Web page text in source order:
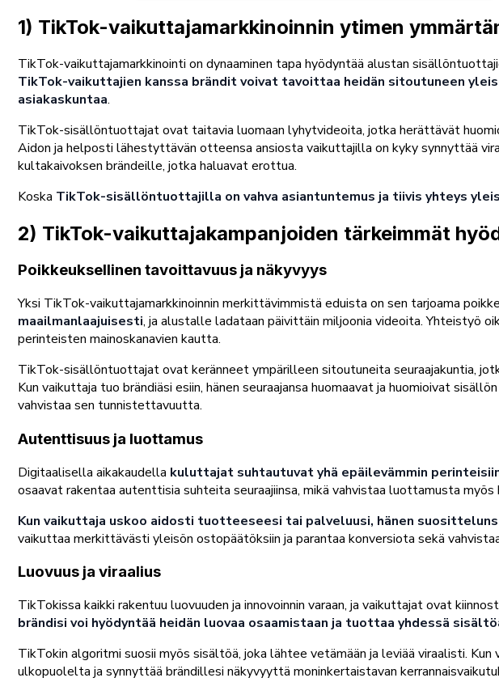
1) TikTok-vaikuttajamarkkinoinnin ytimen
TikTok-vaikuttajamarkkinointi on dynaaminen tapa hyödyntää alustan
TikTok-vaikuttajien kanssa brändit voivat tavoittaa heidän sitoutuneen
asiakaskuntaa.
TikTok-sisällöntuottajat ovat taitavia luomaan lyhytvideoita, jotka herättävät
Aidon ja helposti lähestyttävän otteensa ansiosta vaikuttajilla on kyky synnyttää
kultakaivoksen brändeille, jotka haluavat erottua.
Koska TikTok-sisällöntuottajilla on vahva asiantuntemus ja tiivis yhteys
2) TikTok-vaikuttajakampanjoiden tärkeimmät
Poikkeuksellinen tavoittavuus ja näkyvyys
Yksi TikTok-vaikuttajamarkkinoinnin merkittävimmistä eduista on sen tarjoama
maailmanlaajuisesti, ja alustalle ladataan päivittäin miljoonia videoita. Yhteistyö
perinteisten mainoskanavien kautta.
TikTok-sisällöntuottajat ovat keränneet ympärilleen sitoutuneita seuraajakuntia,
Kun vaikuttaja tuo brändiäsi esiin, hänen seuraajansa huomaavat ja huomioivat
vahvistaa sen tunnistettavuutta.
Autenttisuus ja luottamus
Digitaalisella aikakaudella kuluttajat suhtautuvat yhä epäilevämmin
osaavat rakentaa autenttisia suhteita seuraajiinsa, mikä vahvistaa luottamusta
Kun vaikuttaja uskoo aidosti tuotteeseesi tai palveluusi, hänen
vaikuttaa merkittävästi yleisön ostopäätöksiin ja parantaa konversiota sekä
Luovuus ja viraalius
TikTokissa kaikki rakentuu luovuuden ja innovoinnin varaan, ja vaikuttajat ovat
brändisi voi hyödyntää heidän luovaa osaamistaan ja tuottaa yhdessä
TikTokin algoritmi suosii myös sisältöä, joka lähtee vetämään ja leviää viraalisti.
ulkopuolelta ja synnyttää brändillesi näkyvyyttä moninkertaistavan